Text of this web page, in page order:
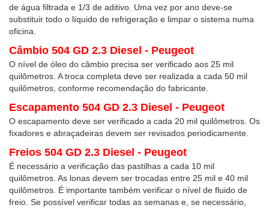
de água filtrada e 1/3 de aditivo. Uma vez por ano deve-se
substituir todo o líquido de refrigeração e limpar o sistema numa
oficina.
Câmbio 504 GD 2.3 Diesel - Peugeot
O nível de óleo do câmbio precisa ser verificado aos 25 mil
quilômetros. A troca completa deve ser realizada a cada 50 mil
quilômetros, conforme recomendação do fabricante.
Escapamento 504 GD 2.3 Diesel - Peugeot
O escapamento deve ser verificado a cada 20 mil quilômetros. Os
fixadores e abraçadeiras devem ser revisados periodicamente.
Freios 504 GD 2.3 Diesel - Peugeot
É necessário a verificação das pastilhas a cada 10 mil
quilômetros. As lonas devem ser trocadas entre 25 mil e 40 mil
quilômetros. É importante também verificar o nível de fluido de
freio. Se possível verificar todas as semanas e, se necessário,